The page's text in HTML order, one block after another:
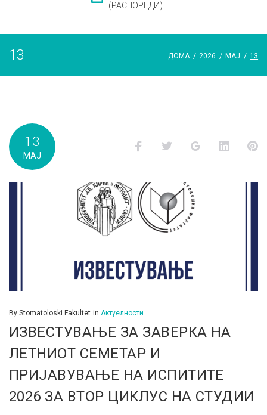
(РАСПОРЕДИ)
13 ДОМА / 2026 / МАЈ / 13
Ден:
д.м.г
13
МАЈ
FacebookTwitter Google+
By Stomatoloski Fakultet in Актуелности
ИЗВЕСТУВАЊЕ ЗА ЗАВЕРКА НА
ЛЕТНИОТ СЕМЕТАР И
ПРИЈАВУВАЊЕ НА ИСПИТИТЕ
2026 ЗА ВТОР ЦИКЛУС НА СТУДИИ